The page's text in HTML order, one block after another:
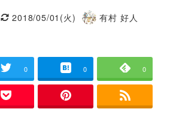
更新日
2018/05/01(火)
著
有村 好人
0 0 0